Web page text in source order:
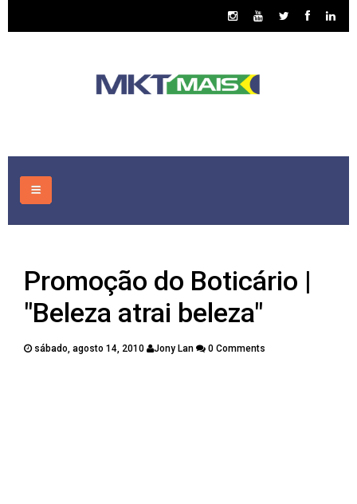
CONSULTORIA
ASSUNTOS
PUBLICAÇÕES
Promoção do Boticário |
"Beleza atrai beleza"
sábado, agosto 14, 2010 Jony Lan 0 Comments